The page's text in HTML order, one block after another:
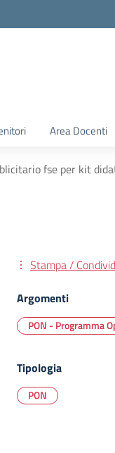
Area Docenti
fse per kit
Stampa /
Argomenti
PON - Programma
Tipologia
PON